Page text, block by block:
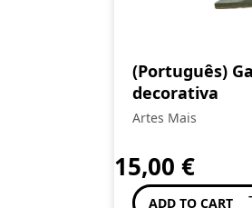
(Português)
decorativa
Artes Mais
15,00 €
ADD TO CART